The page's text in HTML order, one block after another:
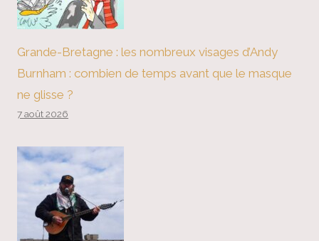
Grande-Bretagne : les nombreux visages d’Andy
Burnham : combien de temps avant que le masque
ne glisse ?
7 août 2026